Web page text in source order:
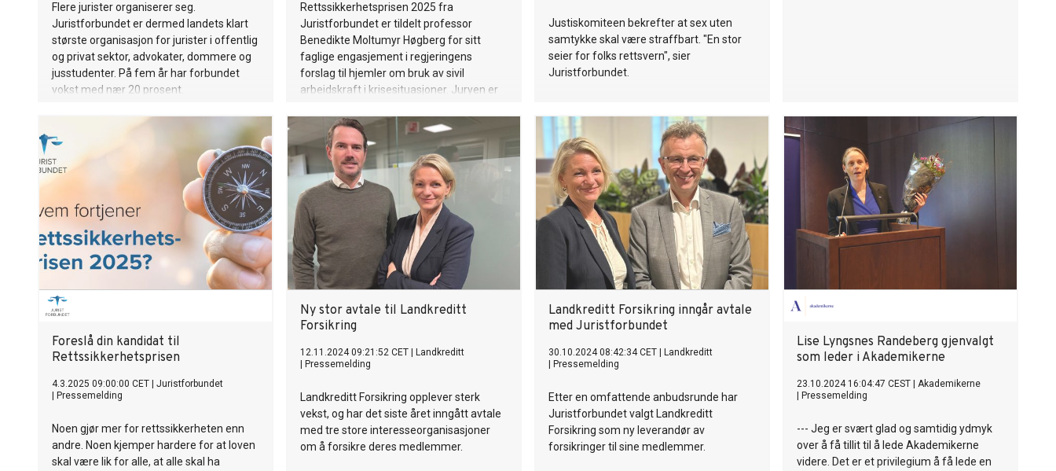
Flere jurister organiserer seg.
Juristforbundet er dermed landets klart
største organisasjon for jurister i offentlig
og privat sektor, advokater, dommere og
jusstudenter. På fem år har forbundet
vokst med nær 20 prosent.
Rettssikkerhetsprisen 2025 fra
Juristforbundet er tildelt professor
Benedikte Moltumyr Høgberg for sitt
faglige engasjement i regjeringens
forslag til hjemler om bruk av sivil
arbeidskraft i krisesituasjoner. Juryen er
Høgberg i siste time, gjennom sosiale
medier, bidro til offentlig debatt om
Grunnlovens grenser og prinsipper for
maktfordeling
Justiskomiteen bekrefter at sex uten
samtykke skal være straffbart. "En stor
seier for folks rettsvern", sier
Juristforbundet.
Foreslå din kandidat til
Rettssikkerhetsprisen
4.3.2025 09:00:00 CET
Juristforbundet
Pressemelding
Noen gjør mer for rettssikkerheten enn
andre. Noen kjemper hardere for at loven
skal være lik for alle, at alle skal ha
Ny stor avtale til Landkreditt
Forsikring
12.11.2024 09:21:52 CET
Landkreditt
Pressemelding
Landkreditt Forsikring opplever sterk
vekst, og har det siste året inngått avtale
med tre store interesseorganisasjoner
om å forsikre deres medlemmer.
Landkreditt Forsikring inngår avtale
med Juristforbundet
30.10.2024 08:42:34 CET
Landkreditt
Pressemelding
Etter en omfattende anbudsrunde har
Juristforbundet valgt Landkreditt
Forsikring som ny leverandør av
forsikringer til sine medlemmer.
Lise Lyngsnes Randeberg gjenvalgt
som leder i Akademikerne
23.10.2024 16:04:47 CEST
Akademikerne
Pressemelding
--- Jeg er svært glad og samtidig ydmyk
over å få tillit til å lede Akademikerne
videre. Det er et privilegium å få lede en